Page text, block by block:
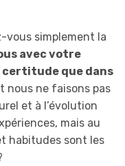
vous simplement la
avec votre
certitude que dans
nous ne faisons pas
et à l’évolution
mais au
habitudes sont les